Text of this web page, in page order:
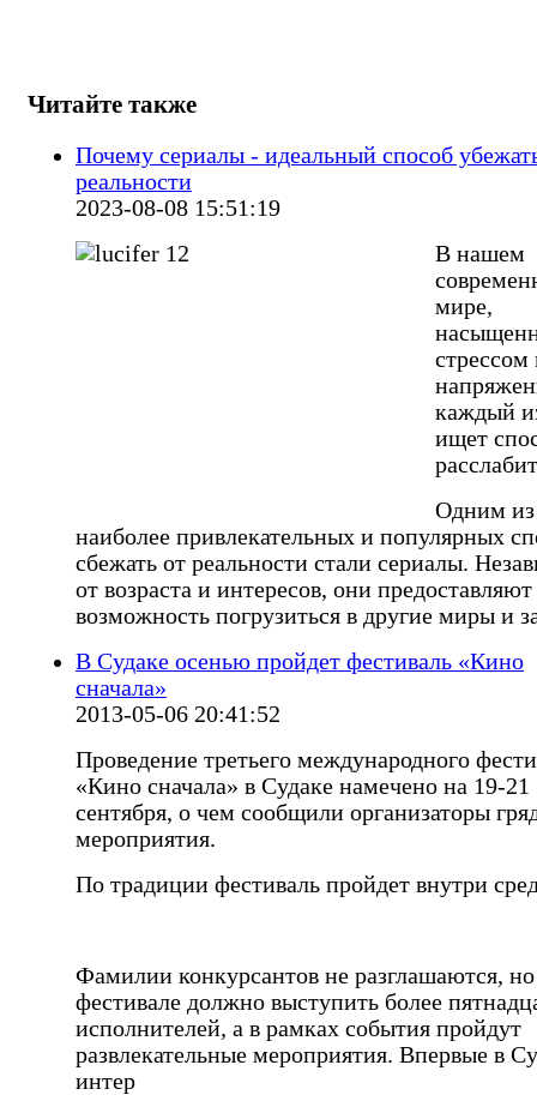
Читайте также
Почему сериалы - идеальный способ
реальности
2023-08-08 15:51:19
В нашем
мире,
стрессом
каждый
ищет
Одним из
наиболее привлекательных и популярных
сбежать от реальности стали сериалы.
от возраста и интересов, они
возможность погрузиться в другие миры и
В Судаке осенью пройдет фестиваль «Кино
сначала»
2013-05-06 20:41:52
Проведение третьего международного
«Кино сначала» в Судаке намечено на 19-21
сентября, о чем сообщили организаторы
мероприятия.
По традиции фестиваль пройдет внутри
Фамилии конкурсантов не разглашаются,
фестивале должно выступить более
исполнителей, а в рамках события пройдут
развлекательные мероприятия. Впервые в
интер